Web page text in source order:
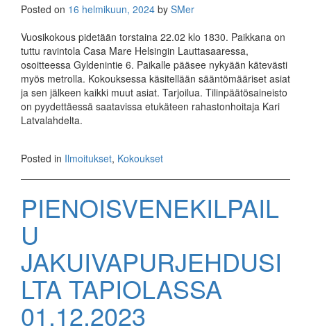
Posted on 16 helmikuun, 2024 by SMer
Vuosikokous pidetään torstaina 22.02 klo 1830. Paikkana on
tuttu ravintola Casa Mare Helsingin Lauttasaaressa,
osoitteessa Gyldenintie 6. Paikalle pääsee nykyään kätevästi
myös metrolla. Kokouksessa käsitellään sääntömääriset asiat
ja sen jälkeen kaikki muut asiat. Tarjoilua. Tilinpäätösaineisto
on pyydettäessä saatavissa etukäteen rahastonhoitaja Kari
Latvalahdelta.
Posted in Ilmoitukset, Kokoukset
PIENOISVENEKILPAIL
U
JAKUIVAPURJEHDUSI
LTA TAPIOLASSA
01.12.2023